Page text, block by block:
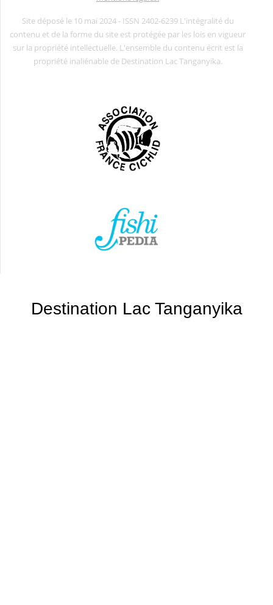
Site déposé le 10 mai 2024 - ISSN 2402-6239 L'intégralité du
contenu et de la forme du site est protégée par les lois en vigueur
sur la propriété intellectuelle. L'ensemble du contenu écrit est la
propriété inaliénable de Destination Lac Tanganyika.
Destination Lac Tanganyika